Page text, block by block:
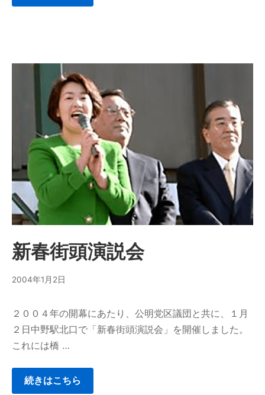
新春街頭演説会
2004年1月2日
２００４年の開幕にあたり、公明党区議団と共に、１月
２日中野駅北口で「新春街頭演説会」を開催しました。
これには橋 …
続きはこちら